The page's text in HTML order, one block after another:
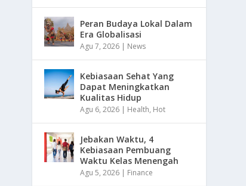
Peran Budaya Lokal Dalam
Era Globalisasi
Agu 7, 2026 | News
Kebiasaan Sehat Yang
Dapat Meningkatkan
Kualitas Hidup
Agu 6, 2026 | Health, Hot
Jebakan Waktu, 4
Kebiasaan Pembuang
Waktu Kelas Menengah
Agu 5, 2026 | Finance